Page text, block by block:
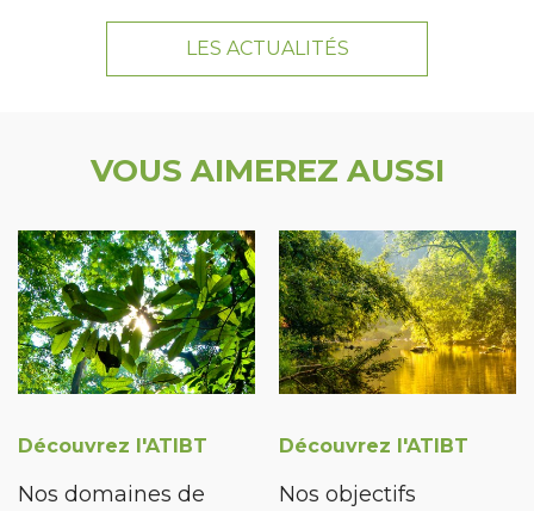
LES ACTUALITÉS
VOUS AIMEREZ AUSSI
Découvrez l'ATIBT
Nos domaines de
Découvrez l'ATIBT
Nos objectifs